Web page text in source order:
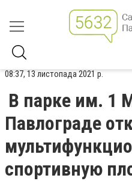
08:37, 13 листопада 2021 р.
В парке им. 1
Павлограде
спортивную